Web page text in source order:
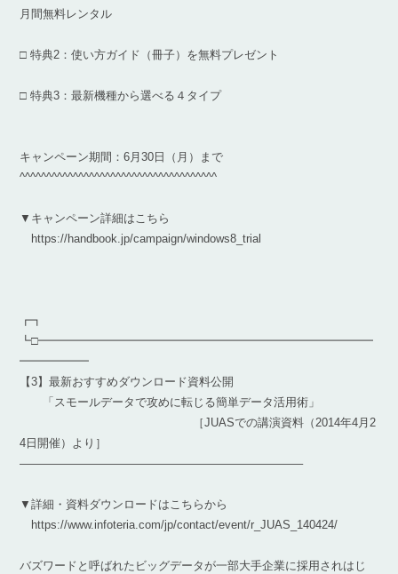
月間無料レンタル
□ 特典2：使い方ガイド（冊子）を無料プレゼント
□ 特典3：最新機種から選べる４タイプ
キャンペーン期間：6月30日（月）まで
^^^^^^^^^^^^^^^^^^^^^^^^^^^^^^^^^^^^^
▼キャンペーン詳細はこちら
https://handbook.jp/campaign/windows8_trial
┏┓
┗□━━━━━━━━━━━━━━━━━━━━━━━━━━━━━
━━━━━━
【3】最新おすすめダウンロード資料公開
「スモールデータで攻めに転じる簡単データ活用術」
［JUASでの講演資料（2014年4月2
4日開催）より］
————————————————————————–
▼詳細・資料ダウンロードはこちらから
https://www.infoteria.com/jp/contact/event/r_JUAS_140424/
バズワードと呼ばれたビッグデータが一部大手企業に採用されはじ